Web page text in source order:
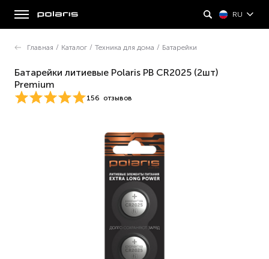
RU
Главная / Каталог / Техника для дома / Батарейки
Батарейки литиевые Polaris PB CR2025 (2шт)
Premium
156 отзывов